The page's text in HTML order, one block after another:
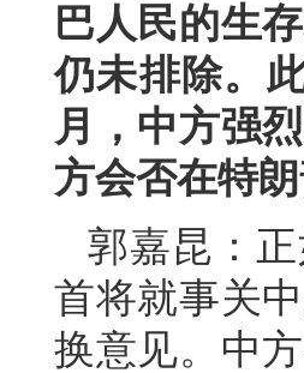
巴人民的生
仍未排除。
月，中方强
方会否在特
郭嘉昆：
首将就事关
换意见。中